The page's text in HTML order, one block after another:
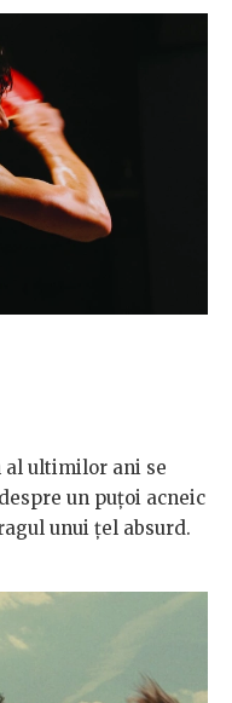
al ultimilor ani se
un puțoi acneic
unui țel absurd.